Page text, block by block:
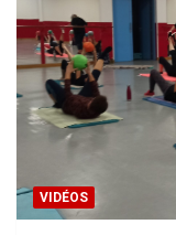
VIDÉOS